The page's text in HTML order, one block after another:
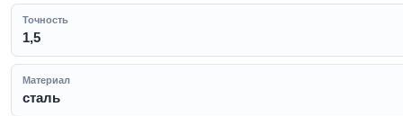
Точность
1,5
Материал
сталь